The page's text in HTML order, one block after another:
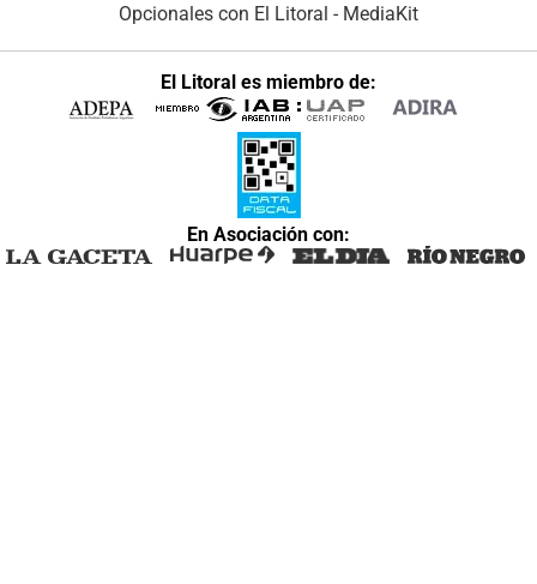
Opcionales con El Litoral - MediaKit
El Litoral es miembro de:
En Asociación con: